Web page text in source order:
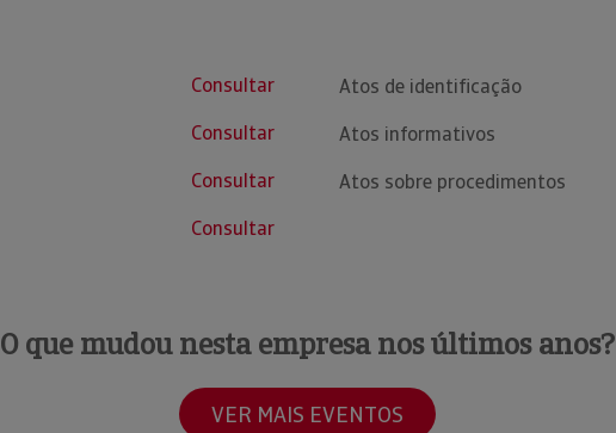
Consultar
Consultar
Consultar
Consultar
Atos de identificação
Atos informativos
Atos sobre procedimentos
O que mudou nesta empresa nos últimos anos?
VER MAIS EVENTOS